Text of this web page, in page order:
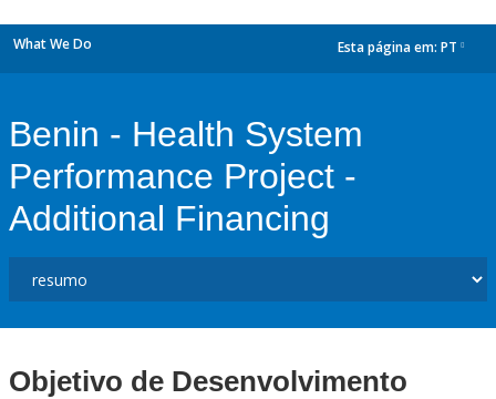
What We Do Esta página em: PT
Benin - Health System
Performance Project -
Additional Financing
Objetivo de Desenvolvimento